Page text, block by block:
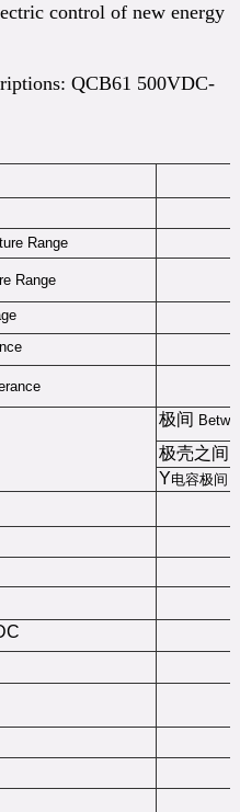
control of new energy
QCB61 500VDC-
Range
Range
极间
极壳之间
Y电容极间